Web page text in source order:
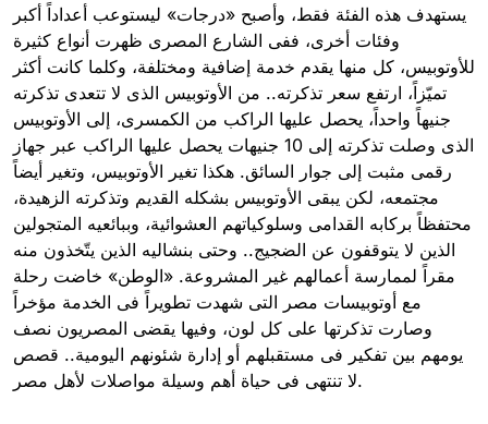
يستهدف هذه الفئة فقط، وأصبح «درجات» ليستوعب أعداداً أكبر
وفئات أخرى، ففى الشارع المصرى ظهرت أنواع كثيرة
للأوتوبيس، كل منها يقدم خدمة إضافية ومختلفة، وكلما كانت أكثر
تميّزاً، ارتفع سعر تذكرته.. من الأوتوبيس الذى لا تتعدى تذكرته
جنيهاً واحداً، يحصل عليها الراكب من الكمسرى، إلى الأوتوبيس
الذى وصلت تذكرته إلى 10 جنيهات يحصل عليها الراكب عبر جهاز
رقمى مثبت إلى جوار السائق. هكذا تغير الأوتوبيس، وتغير أيضاً
مجتمعه، لكن يبقى الأوتوبيس بشكله القديم وتذكرته الزهيدة،
محتفظاً بركابه القدامى وسلوكياتهم العشوائية، وببائعيه المتجولين
الذين لا يتوقفون عن الضجيج.. وحتى بنشاليه الذين يتّخذون منه
مقراً لممارسة أعمالهم غير المشروعة. «الوطن» خاضت رحلة
مع أوتوبيسات مصر التى شهدت تطويراً فى الخدمة مؤخراً
وصارت تذكرتها على كل لون، وفيها يقضى المصريون نصف
يومهم بين تفكير فى مستقبلهم أو إدارة شئونهم اليومية.. قصص
لا تنتهى فى حياة أهم وسيلة مواصلات لأهل مصر.